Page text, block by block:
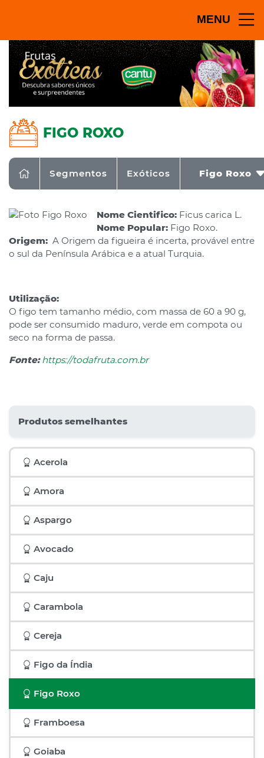
MENU
FIGO ROXO
Segmentos Exóticos Figo Roxo
Nome Cientifico: Ficus carica L.
Nome Popular: Figo Roxo.
Origem: A Origem da figueira é incerta, provável entre
o sul da Península Arábica e a atual Turquia.
Utilização:
O figo tem tamanho médio, com massa de 60 a 90 g,
pode ser consumido maduro, verde em compota ou
seco na forma de passa.
Fonte: https://todafruta.com.br
Produtos semelhantes
Acerola
Amora
Aspargo
Avocado
Caju
Carambola
Cereja
Figo da Índia
Figo Roxo
Framboesa
Goiaba